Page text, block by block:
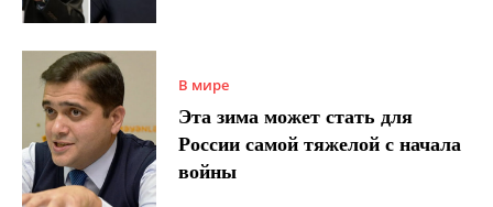
В мире
Эта зима может стать для
России самой тяжелой с начала
войны